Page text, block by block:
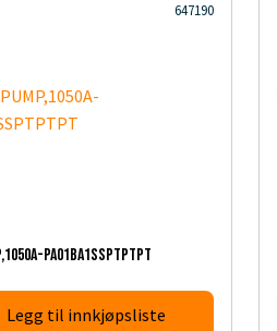
647190
PA01BA1SSPTPTPT
Legg til innkjøpsliste